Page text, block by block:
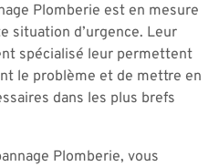
Plomberie est en mesure
situation d’urgence. Leur
spécialisé leur permettent
le problème et de mettre en
dans les plus brefs
Plomberie, vous